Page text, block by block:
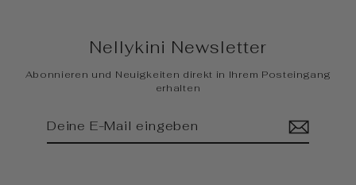
Nellykini Newsletter
Abonnieren und Neuigkeiten direkt in Ihrem Posteingang
erhalten